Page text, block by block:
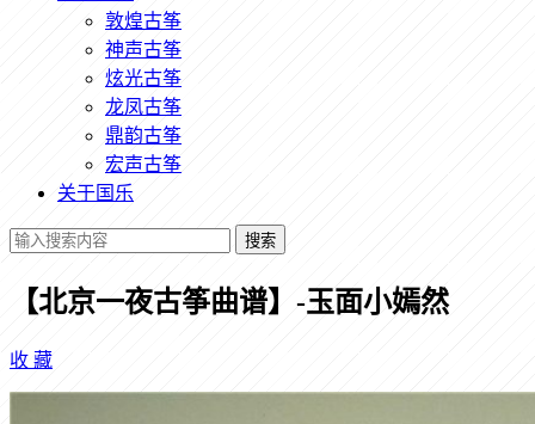
敦煌古筝
神声古筝
炫光古筝
龙凤古筝
鼎韵古筝
宏声古筝
关于国乐
搜索
【北京一夜古筝曲谱】-玉面小嫣然
收 藏